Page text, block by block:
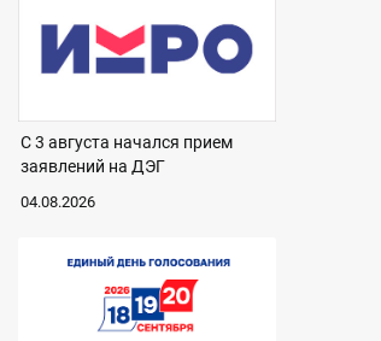
С 3 августа начался прием
заявлений на ДЭГ
04.08.2026